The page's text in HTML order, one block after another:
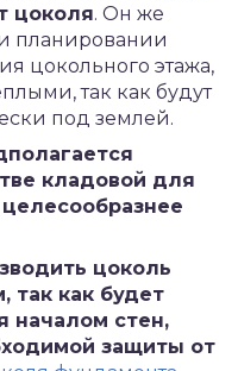
цоколя. Он же
планировании
цокольного этажа,
так как будут
под землей.
кладовой для
цоколь
так как будет
началом стен,
защиты от